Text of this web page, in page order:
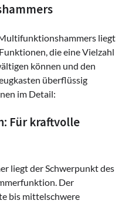
liegt
die eine Vielzahl
können und den
überflüssig
im Detail:
Für kraftvolle
liegt der Schwerpunkt des
Der
bis mittelschwere